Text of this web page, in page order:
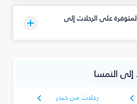
على الرحلات إلى
النمسا
رحلات من حيدر